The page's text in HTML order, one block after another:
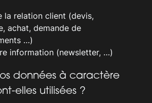
la relation client (devis,
achat, demande de
…)
information (newsletter, …)
données à caractère
elles utilisées ?